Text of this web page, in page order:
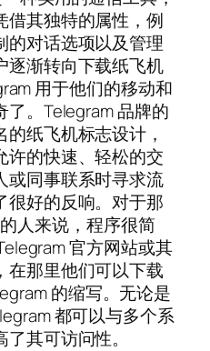
借其独特的属性，例
的对话选项以及管理
逐渐转向下载纸飞机
用于他们的移动和
。Telegram 品牌的
纸飞机标志设计，
许的快速、轻松的交
或同事联系时寻求流
很好的反响。对于那
人来说，程序很简
官方网站或其
在那里他们可以下载
的缩写。无论是
都可以与多个系
其可访问性。